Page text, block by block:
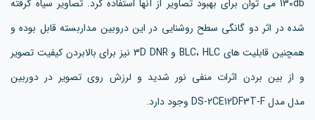
130db می توان برای بهبود تصاویر از آنها استفاده کرد. تصاویر سیاه گرفته
شده در اثر دو گانگی سطح روشنایی در این دروبین مداربسته قابل بوده و
همچنین قابلیت های BLC، HLC و 3D DNR نیز برای بالابردن کیفیت تصویر
و از بین بردن اثرات منفی نور شدید و لرزش روی تصویر در دوربین
مدل مدل DS-2CE12DF3T-F وجود دارد.